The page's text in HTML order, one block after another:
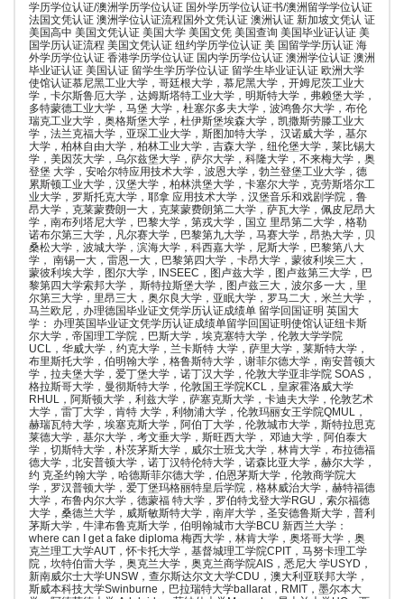
学历学位认证/澳洲学历学位认证 国外学历学位认证书/澳洲留学学位认证
法国文凭认证 澳洲学位认证流程国外文凭认证 澳洲认证 新加坡文凭认 证
美国高中 美国文凭认证 美国大学 美国文凭 美国查询 美国毕业证认证 美
国学历认证流程 美国文凭认证 纽约学历学位认证 美 国留学学历认证 海
外学历学位认证 香港学历学位认证 国内学历学位认证 澳洲学位认证 澳洲
毕业证认证 美国认证 留学生学历学位认证 留学生毕业证认证 欧洲大学
使馆认证慕尼黑工业大学，哥廷根大学，慕尼黑大学，开姆尼茨工业大
学，卡尔斯鲁厄大学，达姆斯塔特工业大学，明斯特大学，弗赖堡大学，
多特蒙德工业大学，马堡 大学，杜塞尔多夫大学，波鸿鲁尔大学，布伦
瑞克工业大学，奥格斯堡大学，杜伊斯堡埃森大学，凯撒斯劳滕工业大
学，法兰克福大学，亚琛工业大学，斯图加特大学， 汉诺威大学，基尔
大学，柏林自由大学，柏林工业大学，吉森大学，纽伦堡大学，莱比锡大
学，美因茨大学，乌尔兹堡大学，萨尔大学，科隆大学，不来梅大学，奥
登堡 大学，安哈尔特应用技术大学，波恩大学，勃兰登堡工业大学，德
累斯顿工业大学，汉堡大学，柏林洪堡大学，卡塞尔大学，克劳斯塔尔工
业大学，罗斯托克大学，耶拿 应用技术大学，汉堡音乐和戏剧学院，鲁
昂大学，克莱蒙费朗一大，克莱蒙费朗第二大学，萨瓦大学，佩皮尼昂大
学，南布列塔尼大学，巴黎大学，第戎大学，国立 里昂第二大学，格勒
诺布尔第三大学，凡尔赛大学，巴黎第九大学，马赛大学，昂热大学，贝
桑松大学，波城大学，滨海大学，科西嘉大学，尼斯大学，巴黎第八大
学， 南锡一大，雷恩一大，巴黎第四大学，卡昂大学，蒙彼利埃三大，
蒙彼利埃大学，图尔大学，INSEEC，图卢兹大学，图卢兹第三大学，巴
黎第四大学索邦大学， 斯特拉斯堡大学，图卢兹三大，波尔多一大，里
尔第三大学，里昂三大，奥尔良大学，亚眠大学，罗马二大，米兰大学，
马兰欧尼，办理德国毕业证文凭学历认证成绩单 留学回国证明 英国大
学： 办理英国毕业证文凭学历认证成绩单留学回国证明使馆认证纽卡斯
尔大学，帝国理工学院，巴斯大学，埃克塞特大学，伦敦大学学院
UCL，华威大学，约克大学，兰卡斯特 大学，萨里大学，莱斯特大学，
布里斯托大学，伯明翰大学，格鲁斯特大学，谢菲尔德大学，南安普顿大
学，拉夫堡大学，爱丁堡大学，诺丁汉大学，伦敦大学亚非学院 SOAS，
格拉斯哥大学，曼彻斯特大学，伦敦国王学院KCL，皇家霍洛威大学
RHUL，阿斯顿大学，利兹大学，萨塞克斯大学，卡迪夫大学，伦敦艺术
大学，雷丁大学，肯特 大学，利物浦大学，伦敦玛丽女王学院QMUL，
赫瑞瓦特大学，埃塞克斯大学，阿伯丁大学，伦敦城市大学，斯特拉思克
莱德大学，基尔大学，考文垂大学，斯旺西大学， 邓迪大学，阿伯泰大
学，切斯特大学，朴茨茅斯大学，威尔士班戈大学，林肯大学，布拉德福
德大学，北安普顿大学，诺丁汉特伦特大学，诺森比亚大学，赫尔大学，
约 克圣约翰大学，哈德斯菲尔德大学，伯恩茅斯大学，伦敦商学院大
学，罗汉普顿大学，爱丁堡玛格丽特皇后学院，格林威治大学，赫特福德
大学，布鲁内尔大学，德蒙福 特大学，罗伯特戈登大学RGU，索尔福德
大学，桑德兰大学，威斯敏斯特大学，南岸大学，圣安德鲁斯大学，普利
茅斯大学，牛津布鲁克斯大学，伯明翰城市大学BCU 新西兰大学：
where can I get a fake diploma 梅西大学，林肯大学，奥塔哥大学，奥
克兰理工大学AUT，怀卡托大学，基督城理工学院CPIT，马努卡理工学
院，坎特伯雷大学，奥克兰大学，奥克兰商学院AIS，悉尼大 学USYD，
新南威尔士大学UNSW，查尔斯达尔文大学CDU，澳大利亚联邦大学，
斯威本科技大学Swinburne，巴拉瑞特大学ballarat，RMIT，墨尔本大